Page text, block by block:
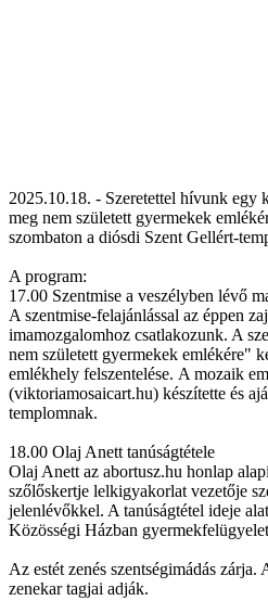
2025.10.18. - Szeretettel hívunk egy
meg nem született gyermekek
szombaton a diósdi Szent Gellért-
A program:
17.00 Szentmise a veszélyben lévő
A szentmise-felajánlással az éppen
imamozgalomhoz csatlakozunk. A
nem született gyermekek emlékére"
emlékhely felszentelése. A mozaik
(viktoriamosaicart.hu) készítette és
templomnak.
18.00 Olaj Anett tanúságtétele
Olaj Anett az abortusz.hu honlap
szőlőskertje lelkigyakorlat vezetője
jelenlévőkkel. A tanúságtétel ideje
Közösségi Házban
Az estét zenés szentségimádás
zenekar tagjai adják.